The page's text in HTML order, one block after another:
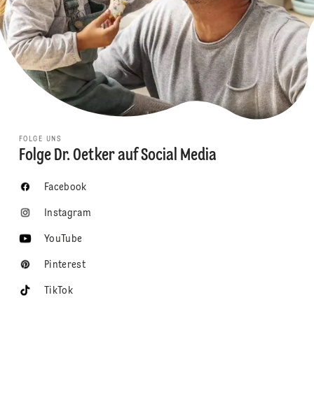
FOLGE UNS
Folge Dr. Oetker auf Social Media
Facebook
Instagram
YouTube
Pinterest
TikTok